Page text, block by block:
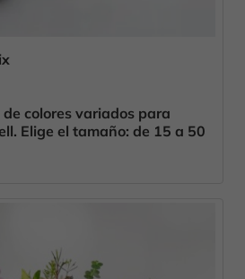
colores variados para
Elige el tamaño: de 15 a 50